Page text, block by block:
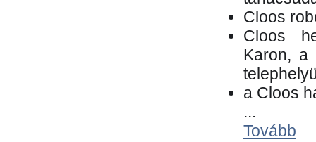
Cloos
Cloos
Karon, a
a Cloos
...
Tovább